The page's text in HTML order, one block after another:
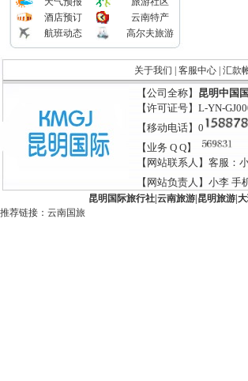
酒店预订
云南特产
航班动态
高尔夫旅游
关于我们 客服中心| 汇款
【公司全称】 昆明中国
【许可证号】L-YN-
【移动电话】0
【业务 Q Q】
【网站联系人】客服：
【网站负责人】小李 手
昆明国际旅行社| 云南旅游| 昆明旅游|
推荐链接： 云南国旅